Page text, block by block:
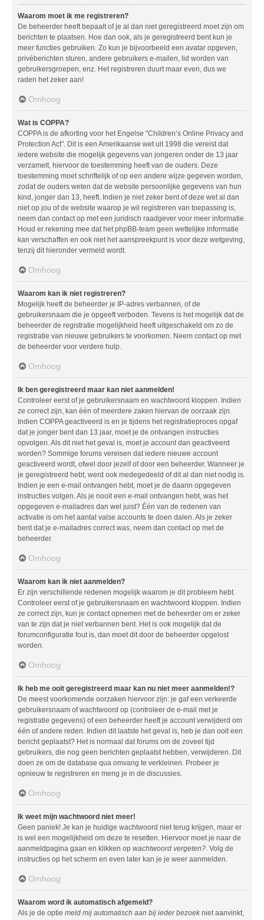
Waarom moet ik me registreren?
De beheerder heeft bepaalt of je al dan niet geregistreerd moet zijn om
berichten te plaatsen. Hoe dan ook, als je geregistreerd bent kun je
meer functies gebruiken. Zo kun je bijvoorbeeld een avatar opgeven,
privéberichten sturen, andere gebruikers e-mailen, lid worden van
gebruikersgroepen, enz. Het registreren duurt maar even, dus we
raden het zeker aan!
Omhoog
Wat is COPPA?
COPPA is de afkorting voor het Engelse "Children’s Online Privacy and
Protection Act". Dit is een Amerikaanse wet uit 1998 die vereist dat
iedere website die mogelijk gegevens van jongeren onder de 13 jaar
verzamelt, hiervoor de toestemming heeft van de ouders. Deze
toestemming moet schriftelijk of op een andere wijze gegeven worden,
zodat de ouders weten dat de website persoonlijke gegevens van hun
kind, jonger dan 13, heeft. Indien je niet zeker bent of deze wet al dan
niet op jou of de website waarop je wil registreren van toepassing is,
neem dan contact op met een juridisch raadgever voor meer informatie.
Houd er rekening mee dat het phpBB-team geen wettelijke informatie
kan verschaffen en ook niet het aanspreekpunt is voor deze wetgeving,
tenzij dit hieronder vermeld wordt.
Omhoog
Waarom kan ik niet registreren?
Mogelijk heeft de beheerder je IP-adres verbannen, of de
gebruikersnaam die je opgeeft verboden. Tevens is het mogelijk dat de
beheerder de registratie mogelijkheid heeft uitgeschakeld om zo de
registratie van nieuwe gebruikers te voorkomen. Neem contact op met
de beheerder voor verdere hulp.
Omhoog
Ik ben geregistreerd maar kan niet aanmelden!
Controleer eerst of je gebruikersnaam en wachtwoord kloppen. Indien
ze correct zijn, kan één of meerdere zaken hiervan de oorzaak zijn.
Indien COPPA geactiveerd is en je tijdens het registratieproces opgaf
dat je jonger bent dan 13 jaar, moet je de ontvangen instructies
opvolgen. Als dit niet het geval is, moet je account dan geactiveerd
worden? Sommige forums vereisen dat iedere nieuwe account
geactiveerd wordt, ofwel door jezelf of door een beheerder. Wanneer je
je geregistreerd hebt, werd ook medegedeeld of dit al dan niet nodig is.
Indien je een e-mail ontvangen hebt, moet je de daarin opgegeven
instructies volgen. Als je nooit een e-mail ontvangen hebt, was het
opgegeven e-mailadres dan wel juist? Één van de redenen van
activatie is om het aantal valse accounts te doen dalen. Als je zeker
bent dat je e-mailadres correct was, neem dan contact op met de
beheerder.
Omhoog
Waarom kan ik niet aanmelden?
Er zijn verschillende redenen mogelijk waarom je dit probleem hebt.
Controleer eerst of je gebruikersnaam en wachtwoord kloppen. Indien
ze correct zijn, kun je contact opnemen met de beheerder om er zeker
van te zijn dat je niet verbannen bent. Het is ook mogelijk dat de
forumconfiguratie fout is, dan moet dit door de beheerder opgelost
worden.
Omhoog
Ik heb me ooit geregistreerd maar kan nu niet meer aanmelden!?
De meest voorkomende oorzaken hiervoor zijn: je gaf een verkeerde
gebruikersnaam of wachtwoord op (controleer de e-mail met je
registratie gegevens) of een beheerder heeft je account verwijderd om
één of andere reden. Indien dit laatste het geval is, heb je dan ooit een
bericht geplaatst? Het is normaal dat forums om de zoveel tijd
gebruikers, die nog geen berichten geplaatst hebben, verwijderen. Dit
doen ze om de database qua omvang te verkleinen. Probeer je
opnieuw te registreren en meng je in de discussies.
Omhoog
Ik weet mijn wachtwoord niet meer!
Geen paniek! Je kan je huidige wachtwoord niet terug krijgen, maar er
is wel een mogelijkheid om deze te resetten. Hiervoor moet je naar de
aanmeldpagina gaan en klikken op wachtwoord vergeten? . Volg de
instructies op het scherm en even later kan je je weer aanmelden.
Omhoog
Waarom word ik automatisch afgemeld?
Als je de optie meld mij automatisch aan bij ieder bezoek niet aanvinkt,